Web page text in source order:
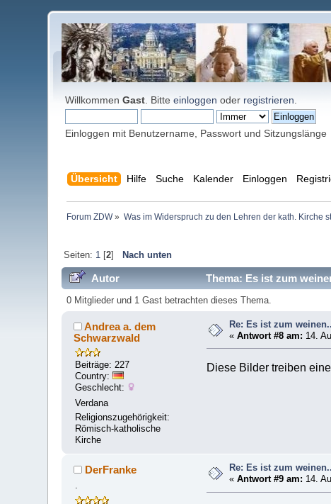
WillkommenGast . Bitteeinloggen oder registrieren
Einloggen mit Benutzername, Passwort und Sitzungslänge
Übersicht Hilfe Suche Kalender Einloggen
Forum ZDW» Was im Widerspruch zu den Lehren der kath. Kirche
Seiten: 1[2] Nach unten
Autor Thema: Es ist zum
0 Mitglieder und 1 Gast betrachten dieses Thema.
Andrea a. dem
Schwarzwald
Beiträge: 227
Country:
Geschlecht:
Verdana
Religionszugehörigkeit:
Römisch-katholische
Kirche
Re: Es ist zum
«Antwort #8 am: 14.
Diese Bilder treiben
DerFranke
.
Re: Es ist zum
«Antwort #9 am: 14.